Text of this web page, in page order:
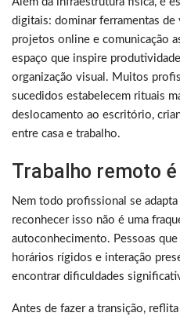
digitais: dominar ferramentas
projetos online e comunicação
espaço que inspire
organização visual. Muitos
sucedidos estabelecem rituais
deslocamento ao escritório,
entre casa e trabalho.
Trabalho remoto
Nem todo profissional se
reconhecer isso não é uma
autoconhecimento. Pessoas
horários rígidos e interação
encontrar dificuldades
Antes de fazer a transição,